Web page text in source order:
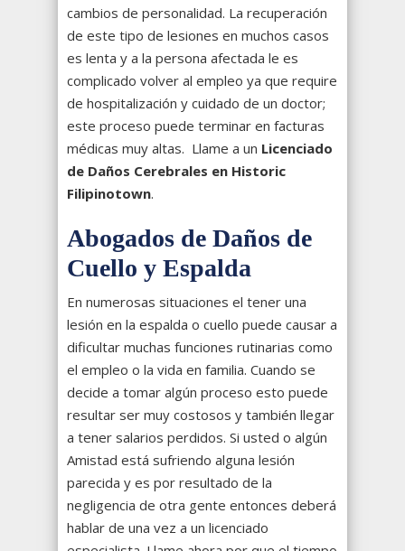
cambios de personalidad. La recuperación
de este tipo de lesiones en muchos casos
es lenta y a la persona afectada le es
complicado volver al empleo ya que require
de hospitalización y cuidado de un doctor;
este proceso puede terminar en facturas
médicas muy altas. Llame a un Licenciado
de Daños Cerebrales en Historic
Filipinotown.
Abogados de Daños de
Cuello y Espalda
En numerosas situaciones el tener una
lesión en la espalda o cuello puede causar a
dificultar muchas funciones rutinarias como
el empleo o la vida en familia. Cuando se
decide a tomar algún proceso esto puede
resultar ser muy costosos y también llegar
a tener salarios perdidos. Si usted o algún
Amistad está sufriendo alguna lesión
parecida y es por resultado de la
negligencia de otra gente entonces deberá
hablar de una vez a un licenciado